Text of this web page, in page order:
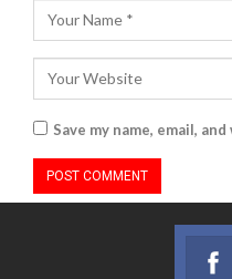
Save my name, email,